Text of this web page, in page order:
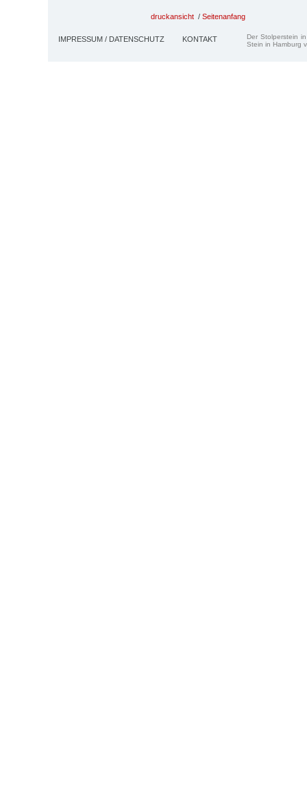
druckansicht / Seitenanfang
IMPRESSUM / DATENSCHUTZ KONTAKT
Der Stolperstein
Stein in Hamburg